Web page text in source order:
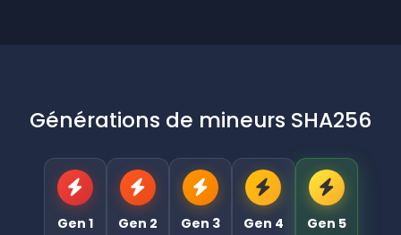
Générations de mineurs SHA256
Gen 1 Gen 2 Gen 3 Gen 4 Gen 5